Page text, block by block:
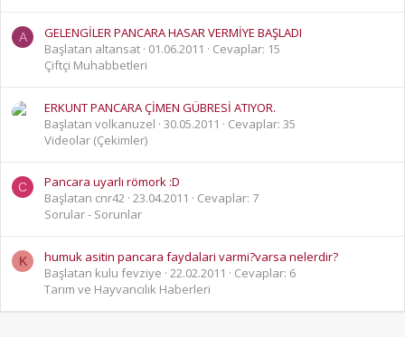
A
GELENGİLER PANCARA HASAR VERMİYE BAŞLADI
Başlatan altansat 01.06.2011
Cevaplar: 15
Çiftçi Muhabbetleri
ERKUNT PANCARA ÇİMEN GÜBRESİ ATIYOR.
Başlatan volkanuzel 30.05.2011
Cevaplar: 35
Videolar (Çekimler)
C
Pancara uyarlı römork :D
Başlatan cnr42 23.04.2011
Cevaplar: 7
Sorular - Sorunlar
K
humuk asitin pancara faydalari varmi?varsa nelerdir?
Başlatan kulu fevziye 22.02.2011
Cevaplar: 6
Tarım ve Hayvancılık Haberleri